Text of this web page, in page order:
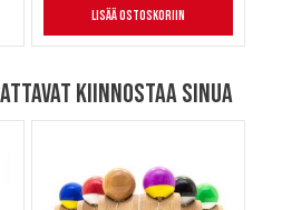
Lisää ostoskoriin
kiinnostaa sinua